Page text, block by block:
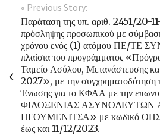
« Previous Story:
Παράταση της υπ. αριθ. 2451/20-
πρόσληψης προσωπικού με
χρόνου ενός (1) ατόμου ΠΕ/ΤΕ
πλαίσια του προγράμματος
Ταμείο Ασύλου, Μετανάστευσης
2027», με την συγχρηματοδότηση
Ένωσης για το ΚΦΑΑ με την
ΦΙΛΟΞΕΝΙΑΣ ΑΣΥΝΟΔΕΥΤΩΝ
ΗΓΟΥΜΕΝΙΤΣΑ» με κωδικό
έως και 11/12/2023.